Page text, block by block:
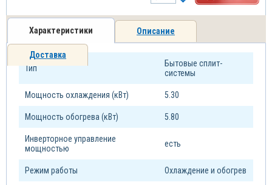
Характеристики Описание
Доставка
Тип
Бытовые сплит-
системы
Мощность охлаждения (кВт) 5.30
Мощность обогрева (кВт) 5.80
Инверторное управление
мощностью
есть
Режим работы Охлаждение и обогрев